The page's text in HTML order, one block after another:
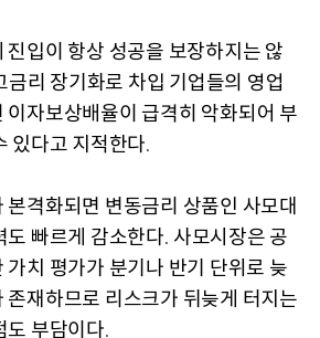
진입이 항상 성공을 보장하지는 않
금리 장기화로 차입 기업들의 영업
이자보상배율이 급격히 악화되어 부
있다고 지적한다.
본격화되면 변동금리 상품인 사모대
도 빠르게 감소한다. 사모시장은 공
가치 평가가 분기나 반기 단위로 늦
존재하므로 리스크가 뒤늦게 터지는
도 부담이다.